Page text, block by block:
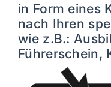
in Form eines
nach Ihren
wie z.B.:
Führerschein,